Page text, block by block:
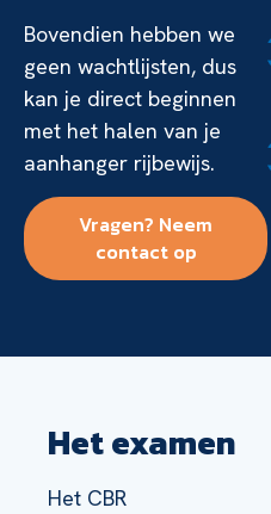
Bovendien hebben we
geen wachtlijsten, dus
kan je direct beginnen
met het halen van je
aanhanger rijbewijs.
Vragen? Neem
contact op
Het examen
Het CBR